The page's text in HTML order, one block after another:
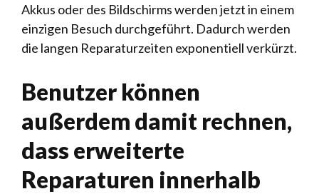
Akkus oder des Bildschirms werden jetzt in einem
einzigen Besuch durchgeführt. Dadurch werden
die langen Reparaturzeiten exponentiell verkürzt.
Benutzer können
außerdem damit rechnen,
dass erweiterte
Reparaturen innerhalb